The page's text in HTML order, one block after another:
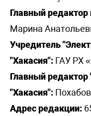
Главный
Марина
Учредитель
"Хакасия": ГАУ РХ
Главный редактор
"Хакасия":
Адрес редакции: